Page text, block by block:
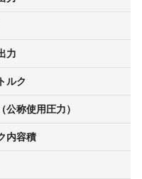
力
ルク
公称使用圧力）
内容積